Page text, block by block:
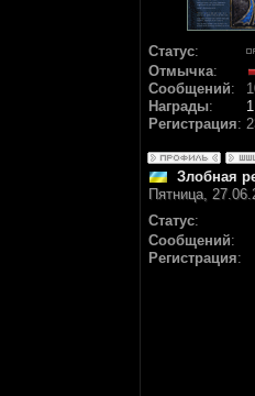
Статус:
Отмычка:
Сообщений:
Награды:
1
Регистрация:
Злобная
Пятница,
Статус:
Сообщений:
Регистрация: